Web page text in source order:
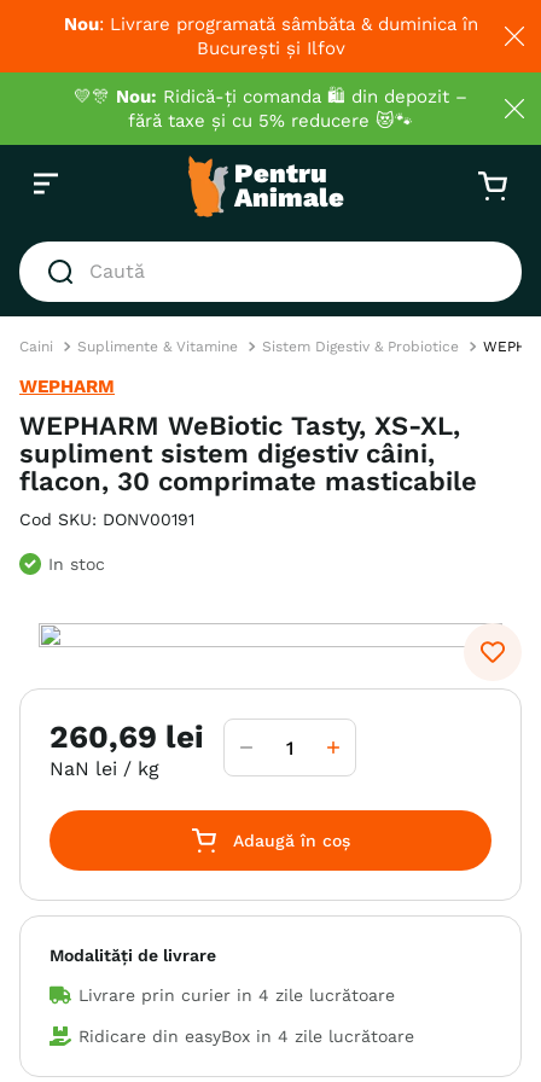
Nou: Livrare programată sâmbăta & duminica în
București și Ilfov
💛🎊 Nou: Ridică-ți comanda 🛍️ din depozit –
fără taxe și cu 5% reducere 😻🐾
Caută
3. hrana uscata pisici
4. recompense
6.
hrana uscata câini
7. hypoallergenic
10. recompense caini
Caini Suplimente & Vitamine Sistem Digestiv & Probiotice
WEPHARM
WEPHARM WeBiotic Tasty, XS-XL,
supliment sistem digestiv câini,
flacon, 30 comprimate masticabile
Cod SKU: DONV00191
In stoc
260,69 lei
NaN lei / kg
Adaugă în coș
Modalități de livrare
Livrare prin curier in 4 zile lucrătoare
Ridicare din easyBox in 4 zile lucrătoare